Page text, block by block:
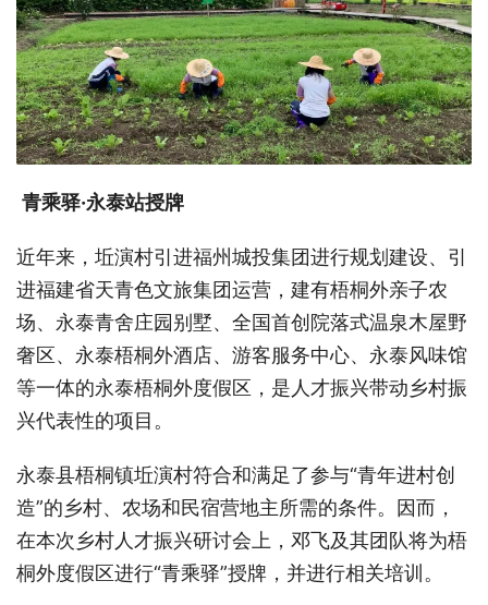
青乘驿·永泰站授牌
近年来，坵演村引进福州城投集团进行规划建设、引
进福建省天青色文旅集团运营，建有梧桐外亲子农
场、永泰青舍庄园别墅、全国首创院落式温泉木屋野
奢区、永泰梧桐外酒店、游客服务中心、永泰风味馆
等一体的永泰梧桐外度假区，是人才振兴带动乡村振
兴代表性的项目。
永泰县梧桐镇坵演村符合和满足了参与“青年进村创
造”的乡村、农场和民宿营地主所需的条件。因而，
在本次乡村人才振兴研讨会上，邓飞及其团队将为梧
桐外度假区进行“青乘驿”授牌，并进行相关培训。